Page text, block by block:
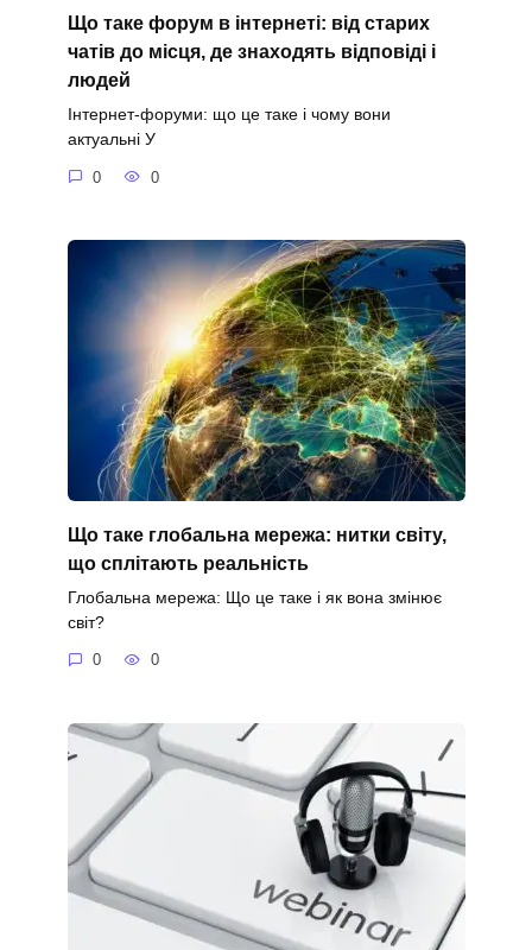
Що таке форум в інтернеті: від старих
чатів до місця, де знаходять відповіді і
людей
Інтернет-форуми: що це таке і чому вони
актуальні У
0 0
Що таке глобальна мережа: нитки світу,
що сплітають реальність
Глобальна мережа: Що це таке і як вона змінює
світ?
0 0